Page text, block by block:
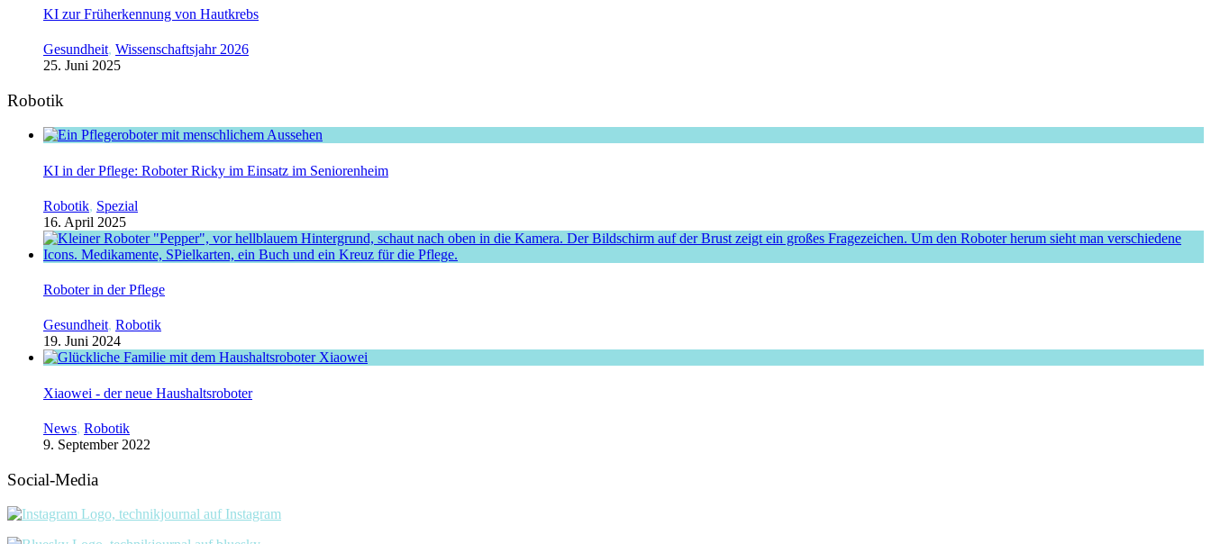
KI zur Früherkennung von Hautkrebs
Gesundheit, Wissenschaftsjahr 2026
25. Juni 2025
Robotik
KI in der Pflege: Roboter Ricky im Einsatz im Seniorenheim
Robotik, Spezial
16. April 2025
Roboter in der Pflege
Gesundheit, Robotik
19. Juni 2024
Xiaowei - der neue Haushaltsroboter
News, Robotik
9. September 2022
Social-Media